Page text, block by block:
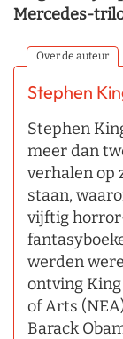
Mercedes-
Over de auteur
Stephen
Stephen
meer dan
verhalen op
staan,
vijftig
werden
ontving
of Arts
Barack